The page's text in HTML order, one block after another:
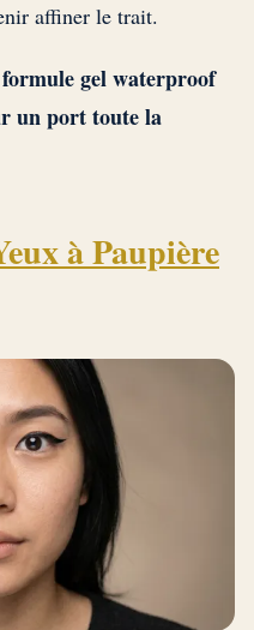
affiner le trait.
gel waterproof
un port toute la
à Paupière